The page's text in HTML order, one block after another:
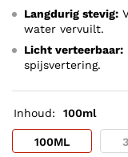
Langdurig stevig:
water vervuilt.
Licht verteerbaar:
spijsvertering.
Inhoud: 100ml
100ML